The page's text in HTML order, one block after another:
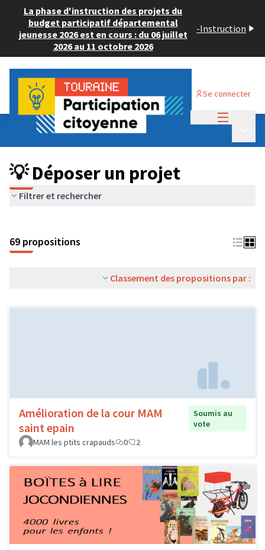
La phase d'instruction des projets du
budget participatif départemental
jeunesse 2026 est en cours : du 06 juillet
2026 au 11 octobre 2026
-Instruction
Se connecter
Budget Participatif ADULTE 2024
💡 Déposer un projet
💡 Déposer un projet
Filtrer et rechercher
69 propositions
Classement des propositions par :
Amélioration de la cour MAM
saint epain
Soumis au
vote
MAM les ptits crapauds
0 2